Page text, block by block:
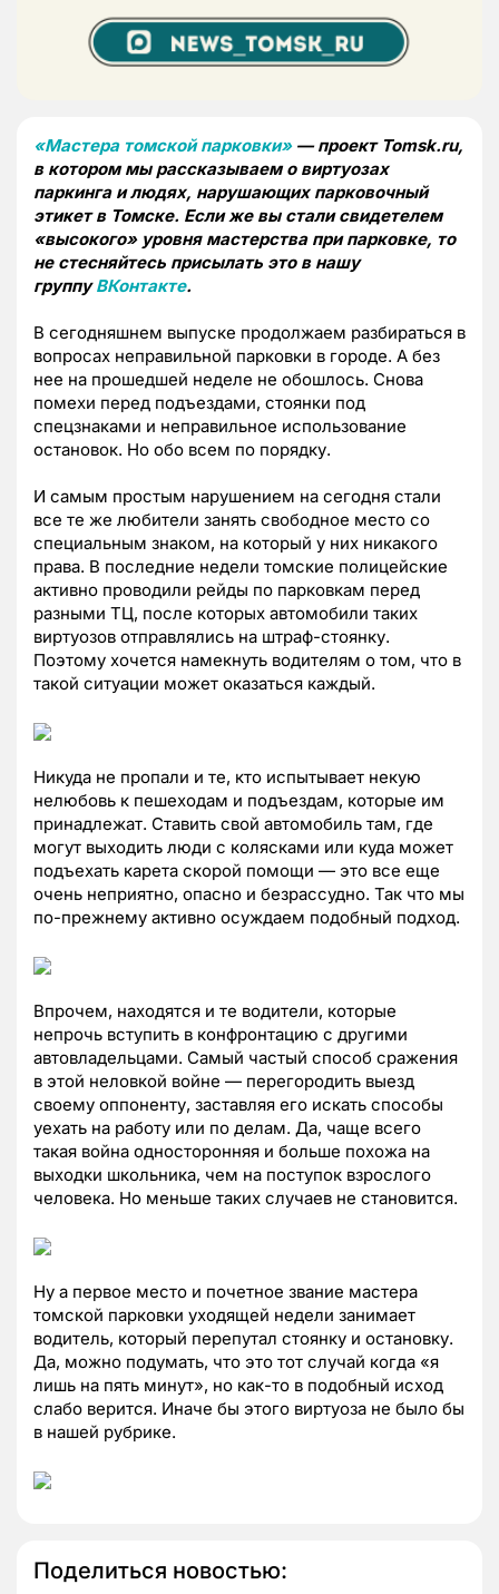
«Мастера томской парковки»— проект Tomsk.ru,
в котором мы рассказываем о виртуозах
паркинга и людях, нарушающих парковочный
этикет в Томске. Если же вы стали свидетелем
«высокого» уровня мастерства при парковке, то
не стесняйтесь присылать это в нашу
группуВКонтакте.
В сегодняшнем выпуске продолжаем разбираться в
вопросах неправильной парковки в городе. А без
нее на прошедшей неделе не обошлось. Снова
помехи перед подъездами, стоянки под
спецзнаками и неправильное использование
остановок. Но обо всем по порядку.
И самым простым нарушением на сегодня стали
все те же любители занять свободное место со
специальным знаком, на который у них никакого
права. В последние недели томские полицейские
активно проводили рейды по парковкам перед
разными ТЦ, после которых автомобили таких
виртуозов отправлялись на штраф-стоянку.
Поэтому хочется намекнуть водителям о том, что в
такой ситуации может оказаться каждый.
Никуда не пропали и те, кто испытывает некую
нелюбовь к пешеходам и подъездам, которые им
принадлежат. Ставить свой автомобиль там, где
могут выходить люди с колясками или куда может
подъехать карета скорой помощи — это все еще
очень неприятно, опасно и безрассудно. Так что мы
по-прежнему активно осуждаем подобный подход.
Впрочем, находятся и те водители, которые
непрочь вступить в конфронтацию с другими
автовладельцами. Самый частый способ сражения
в этой неловкой войне — перегородить выезд
своему оппоненту, заставляя его искать способы
уехать на работу или по делам. Да, чаще всего
такая война односторонняя и больше похожа на
выходки школьника, чем на поступок взрослого
человека. Но меньше таких случаев не становится.
Ну а первое место и почетное звание мастера
томской парковки уходящей недели занимает
водитель, который перепутал стоянку и остановку.
Да, можно подумать, что это тот случай когда «я
лишь на пять минут», но как-то в подобный исход
слабо верится. Иначе бы этого виртуоза не было бы
в нашей рубрике.
Поделиться новостью: